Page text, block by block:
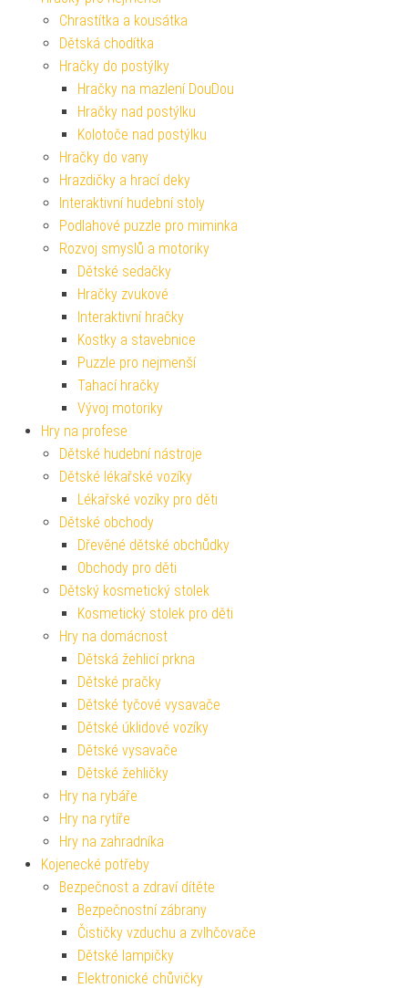
Chrastítka a kousátka
Dětská chodítka
Hračky do postýlky
Hračky na mazlení DouDou
Hračky nad postýlku
Kolotoče nad postýlku
Hračky do vany
Hrazdičky a hrací deky
Interaktivní hudební stoly
Podlahové puzzle pro miminka
Rozvoj smyslů a motoriky
Dětské sedačky
Hračky zvukové
Interaktivní hračky
Kostky a stavebnice
Puzzle pro nejmenší
Tahací hračky
Vývoj motoriky
Hry na profese
Dětské hudební nástroje
Dětské lékařské vozíky
Lékařské vozíky pro děti
Dětské obchody
Dřevěné dětské obchůdky
Obchody pro děti
Dětský kosmetický stolek
Kosmetický stolek pro děti
Hry na domácnost
Dětská žehlicí prkna
Dětské pračky
Dětské tyčové vysavače
Dětské úklidové vozíky
Dětské vysavače
Dětské žehličky
Hry na rybáře
Hry na rytíře
Hry na zahradníka
Kojenecké potřeby
Bezpečnost a zdraví dítěte
Bezpečnostní zábrany
Čističky vzduchu a zvlhčovače
Dětské lampičky
Elektronické chůvičky